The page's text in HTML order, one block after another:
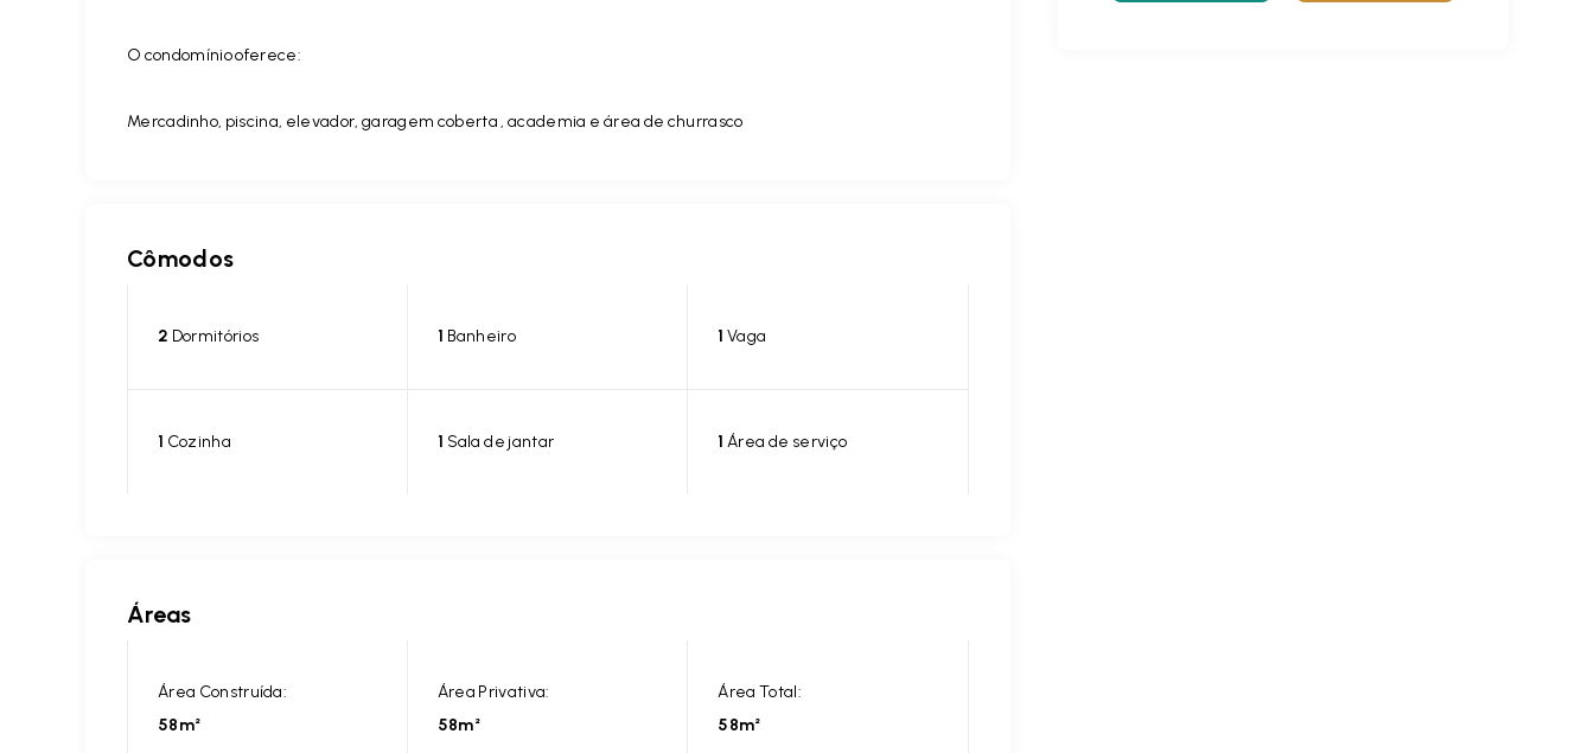
O condomínio oferece:
Mercadinho, piscina, elevador, garagem coberta , academia e área de churrasco
Cômodos
2 Dormitórios 1 Banheiro 1 Vaga
1 Cozinha 1 Sala de jantar 1 Área de serviço
Áreas
Área Construída:
58m²
Área Privativa:
58m²
Área Total:
58m²